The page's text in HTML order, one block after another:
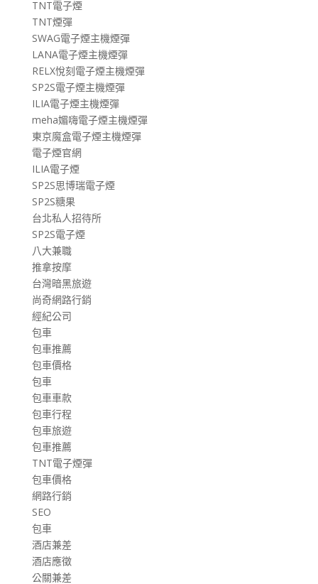
TNT電子煙
TNT煙彈
SWAG電子煙主機煙彈
LANA電子煙主機煙彈
RELX悅刻電子煙主機煙彈
SP2S電子煙主機煙彈
ILIA電子煙主機煙彈
meha媚嗨電子煙主機煙彈
東京魔盒電子煙主機煙彈
電子煙官網
ILIA電子煙
SP2S思博瑞電子煙
SP2S糖果
台北私人招待所
SP2S電子煙
八大兼職
推拿按摩
台灣暗黑旅遊
尚奇網路行銷
經紀公司
包車
包車推薦
包車價格
包車
包車車款
包車行程
包車旅遊
包車推薦
TNT電子煙彈
包車價格
網路行銷
SEO
包車
酒店兼差
酒店應徵
公關兼差